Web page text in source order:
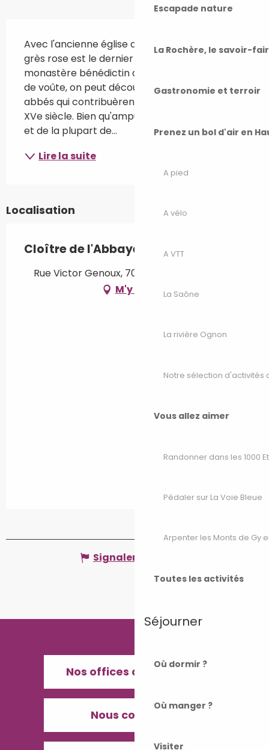
Escapade nature
La Rochère, le savoir-
Gastronomie et terroir
Prenez un bol d'air en
A pied
A vélo
A VTT
La Saône
La rivière Ognon
Notre sélection d'activités
Vous allez aimer
Randonner dans les 1000
Pédaler sur La Voie Bleue
Arpenter les Monts de Gy
Toutes les activités
Séjourner
Où dormir ?
Où manger ?
Visiter
Avec l'ancienne église abbatiale, le cloître de
grès rose est le dernier élément médiéval du
monastère bénédictin de Luxeuil. Sur les clefs
de voûte, on peut découvrir les armoiries des
abbés qui contribuèrent à son édification au
XVe siècle. Bien qu'amputé d'une de ses ailes
et de la plupart de...
Lire la suite
Localisation
Cloître de l'Abbaye St Colomban
Rue Victor Genoux, 70300 Luxeuil-les-Bains
M'y rendre
Signaler une erreur
Nos offices de Tourisme
Nous contacter